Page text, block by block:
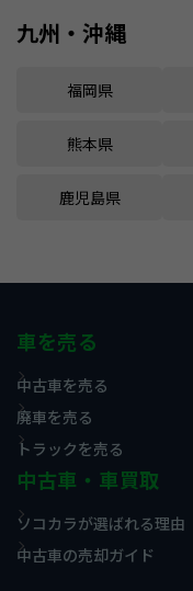
九州・沖縄
福岡県
熊本県
鹿児島県
車を売る
中古車を売る
廃車を売る
トラックを売る
中古車・車買取
ソコカラが選ばれる理由
中古車の売却ガイド